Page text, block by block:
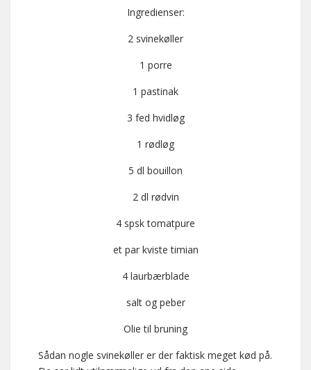
Ingredienser:
2 svinekøller
1 porre
1 pastinak
3 fed hvidløg
1 rødløg
5 dl bouillon
2 dl rødvin
4 spsk tomatpure
et par kviste timian
4 laurbærblade
salt og peber
Olie til bruning
Sådan nogle svinekøller er der faktisk meget kød på.